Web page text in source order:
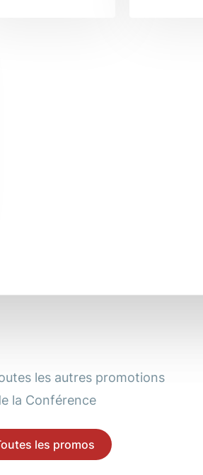
les autres promotions
la Conférence
les promos